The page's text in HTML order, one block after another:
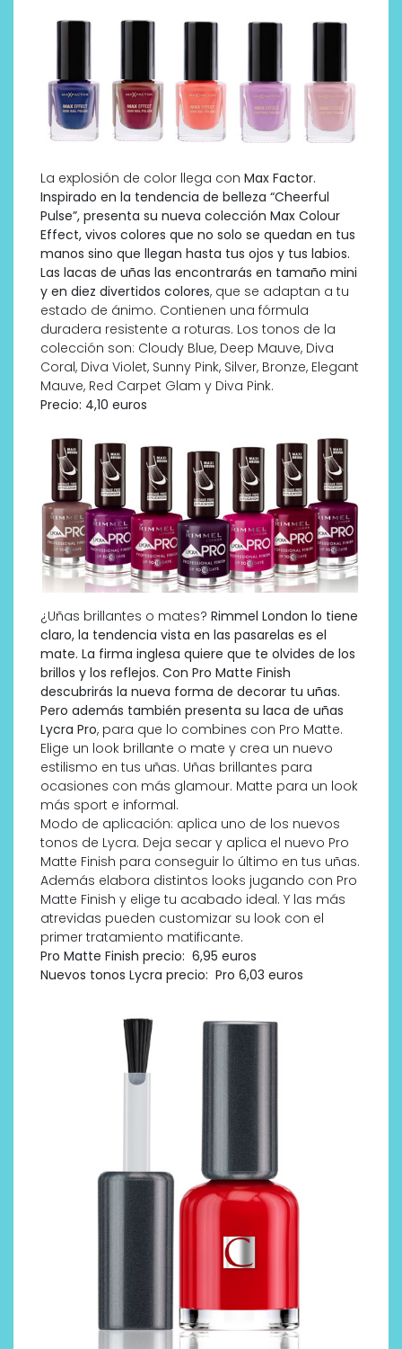
La explosión de color llega con Max Factor.
Inspirado en la tendencia de belleza “Cheerful
Pulse”, presenta su nueva colección Max Colour
Effect, vivos colores que no solo se quedan en tus
manos sino que llegan hasta tus ojos y tus labios.
Las lacas de uñas las encontrarás en tamaño mini
y en diez divertidos colores, que se adaptan a tu
estado de ánimo. Contienen una fórmula
duradera resistente a roturas. Los tonos de la
colección son: Cloudy Blue, Deep Mauve, Diva
Coral, Diva Violet, Sunny Pink, Silver, Bronze, Elegant
Mauve, Red Carpet Glam y Diva Pink.
Precio: 4,10 euros
¿Uñas brillantes o mates? Rimmel London lo tiene
claro, la tendencia vista en las pasarelas es el
mate. La firma inglesa quiere que te olvides de los
brillos y los reflejos. Con Pro Matte Finish
descubrirás la nueva forma de decorar tu uñas.
Pero además también presenta su laca de uñas
Lycra Pro, para que lo combines con Pro Matte.
Elige un look brillante o mate y crea un nuevo
estilismo en tus uñas. Uñas brillantes para
ocasiones con más glamour. Matte para un look
más sport e informal.
Modo de aplicación: aplica uno de los nuevos
tonos de Lycra. Deja secar y aplica el nuevo Pro
Matte Finish para conseguir lo último en tus uñas.
Además elabora distintos looks jugando con Pro
Matte Finish y elige tu acabado ideal. Y las más
atrevidas pueden customizar su look con el
primer tratamiento matificante.
Pro Matte Finish precio: 6,95 euros
Nuevos tonos Lycra precio: Pro 6,03 euros